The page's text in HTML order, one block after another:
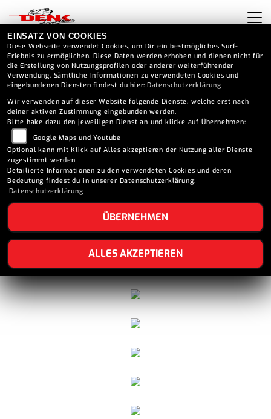
KUNDENEVENT BRÜNN 2025
EINSATZ VON COOKIES
Diese Webseite verwendet Cookies, um Dir ein bestmögliches Surf-
Erlebnis zu ermöglichen. Diese Daten werden erhoben und dienen nicht für
die Erstellung von Nutzungsprofilen oder anderer weiterführender
Verwendung. Sämtliche Informationen zu verwendeten Cookies und
eingebundenen Diensten findest du hier: Datenschutzerklärung
Wir verwenden auf dieser Website folgende Dienste, welche erst nach
deiner aktiven Zustimmung eingebunden werden.
Bitte hake dazu den jeweiligen Dienst an und klicke auf Übernehmen:
Google Maps und Youtube
Optional kann mit Klick auf Alles akzeptieren der Nutzung aller Dienste
zugestimmt werden
Detailierte Informationen zu den verwendeten Cookies und deren
Bedeutung findest du in unserer Datenschutzerklärung:
Datenschutzerklärung
ÜBERNEHMEN
ALLES AKZEPTIEREN